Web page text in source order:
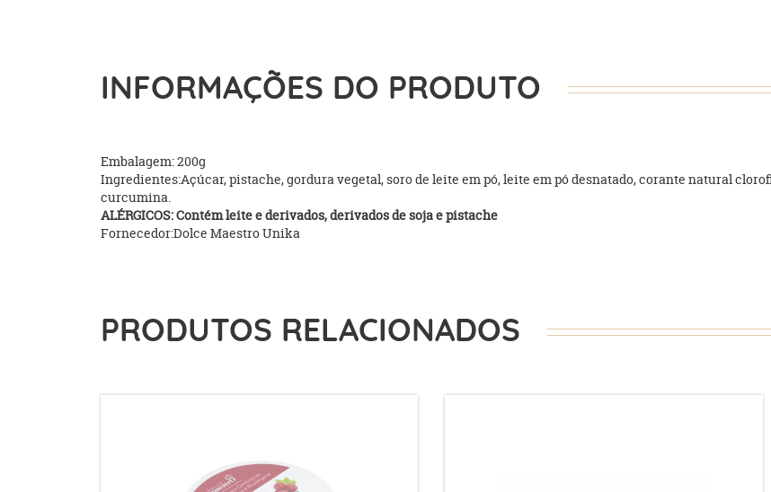
INFORMAÇÕES DO PRODUTO
Embalagem: 200g
Ingredientes:Açúcar, pistache, gordura vegetal, soro de leite em pó, leite em pó desnatado, corante natural
curcumina.
ALÉRGICOS: Contém leite e derivados, derivados de soja e pistache
Fornecedor:Dolce Maestro Unika
PRODUTOS RELACIONADOS